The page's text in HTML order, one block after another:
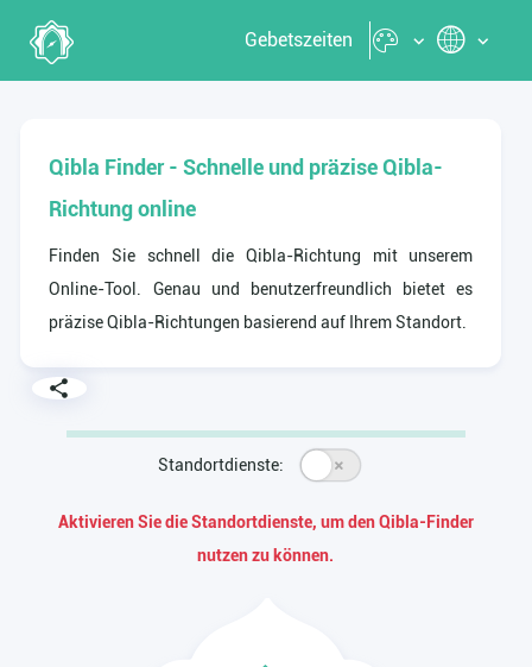
Gebetszeiten
Qibla Finder - Schnelle und präzise Qibla-
Richtung online
Finden Sie schnell die Qibla-Richtung mit unserem
Online-Tool. Genau und benutzerfreundlich bietet es
präzise Qibla-Richtungen basierend auf Ihrem Standort.
Standortdienste:
Aktivieren Sie die Standortdienste, um den Qibla-Finder
nutzen zu können.